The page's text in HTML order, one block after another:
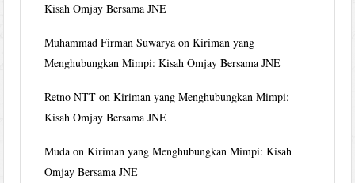
Kisah Omjay Bersama JNE
Muhammad Firman Suwarya onKiriman yang
Menghubungkan Mimpi: Kisah Omjay Bersama JNE
Retno NTT onKiriman yang Menghubungkan Mimpi:
Kisah Omjay Bersama JNE
Muda onKiriman yang Menghubungkan Mimpi: Kisah
Omjay Bersama JNE